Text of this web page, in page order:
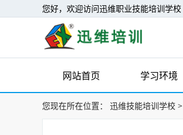
您好，欢迎访问迅维职业技能培训学校
网站首页 学习环境
您现在所在位置： 迅维技能培训学校 >